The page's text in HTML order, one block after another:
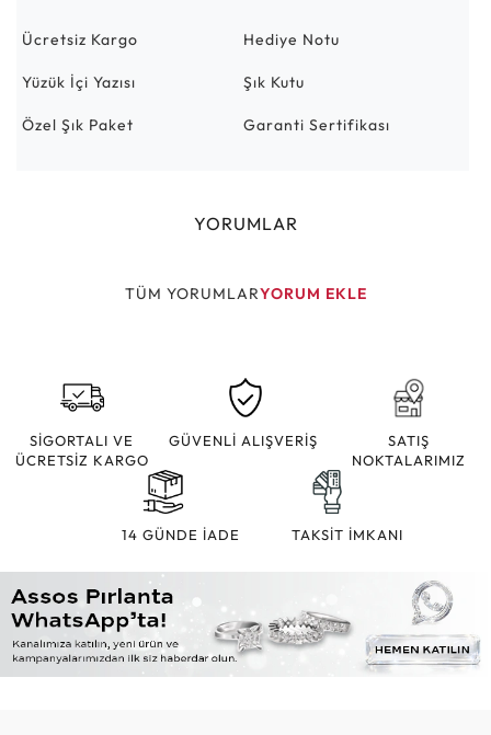
Ücretsiz Kargo Hediye Notu
Yüzük İçi Yazısı Şık Kutu
Özel Şık Paket Garanti Sertifikası
YORUMLAR
TÜM YORUMLARYORUM EKLE
SİGORTALI VE
ÜCRETSİZ KARGO
GÜVENLİ ALIŞVERİŞ
SATIŞ
NOKTALARIMIZ
14 GÜNDE İADE TAKSİT İMKANI